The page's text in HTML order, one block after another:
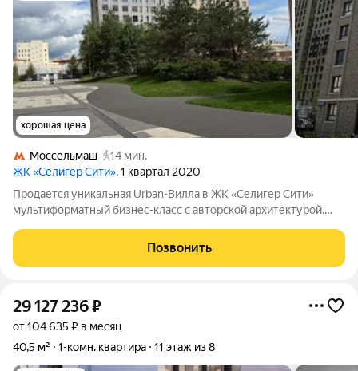
хорошая цена
Моссельмаш
14 мин.
ЖК «Селигер Сити», 1 квартал 2020
Продается уникальная Urban-Bилла в ЖК «Селигер Сити»
мультиформатный бизнес-класс с авторской архитектурой.
городской инфраструктуре. Это редкое предложение, Вилла
площадью 56,80 кв. м.,
Позвонить
29 127 236₽
от 104 635 ₽ в месяц
40,5 м²
1-комн. квартира 11 этаж из 8